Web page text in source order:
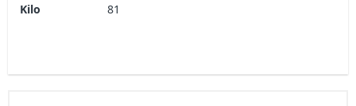
Kilo 81